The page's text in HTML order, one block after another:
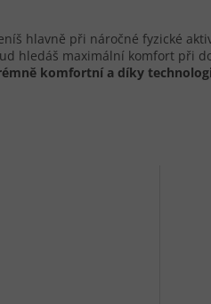
hlavně při náročné fyzické
hledáš maximální komfort při
komfortní a díky